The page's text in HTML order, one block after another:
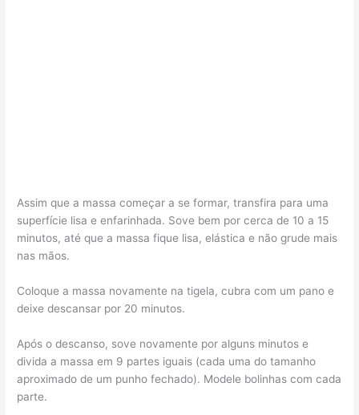
Assim que a massa começar a se formar, transfira para uma
superfície lisa e enfarinhada. Sove bem por cerca de 10 a 15
minutos, até que a massa fique lisa, elástica e não grude mais
nas mãos.
Coloque a massa novamente na tigela, cubra com um pano e
deixe descansar por 20 minutos.
Após o descanso, sove novamente por alguns minutos e
divida a massa em 9 partes iguais (cada uma do tamanho
aproximado de um punho fechado). Modele bolinhas com cada
parte.